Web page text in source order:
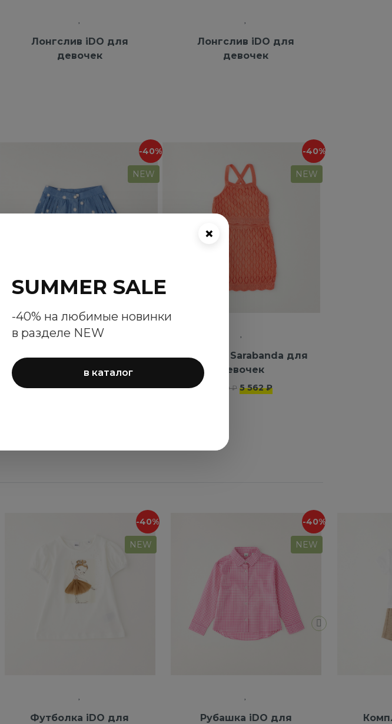
Лонгслив iDO для
девочек
Лонгслив iDO для
девочек
-40%
NEW
Шорты-юбка Sarabanda
для девочек
7 540 ₽ 4 524 ₽
-40%
NEW
Комплект Sarabanda для
девочек
9 270 ₽ 5 562 ₽
-40%
NEW
Футболка iDO для
-40%
NEW
Рубашка iDO для
×
SUMMER SALE
-40% на любимые новинки
в разделе NEW
в каталог